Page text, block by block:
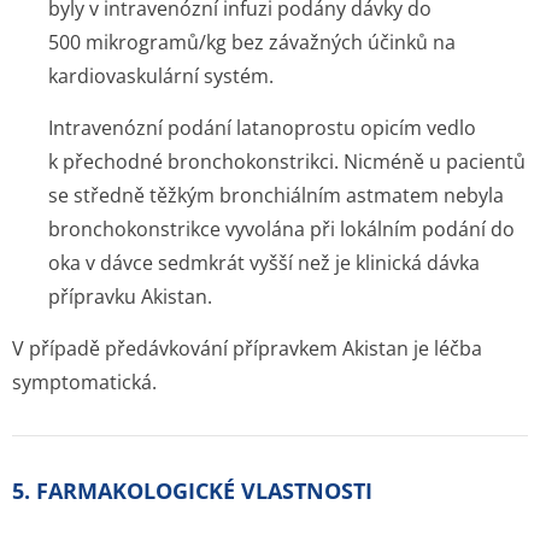
byly v intravenózní infuzi podány dávky do
500 mikrogramů/kg bez závažných účinků na
kardiovaskulární systém.
Intravenózní podání latanoprostu opicím vedlo
k přechodné bronchokonstrikci. Nicméně u pacientů
se středně těžkým bronchiálním astmatem nebyla
bronchokonstrikce vyvolána při lokálním podání do
oka v dávce sedmkrát vyšší než je klinická dávka
přípravku Akistan.
V případě předávkování přípravkem Akistan je léčba
symptomatická.
5. FARMAKOLOGICKÉ VLASTNOSTI